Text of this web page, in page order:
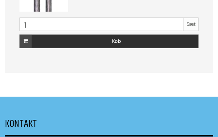
Sæt
Køb
KONTAKT